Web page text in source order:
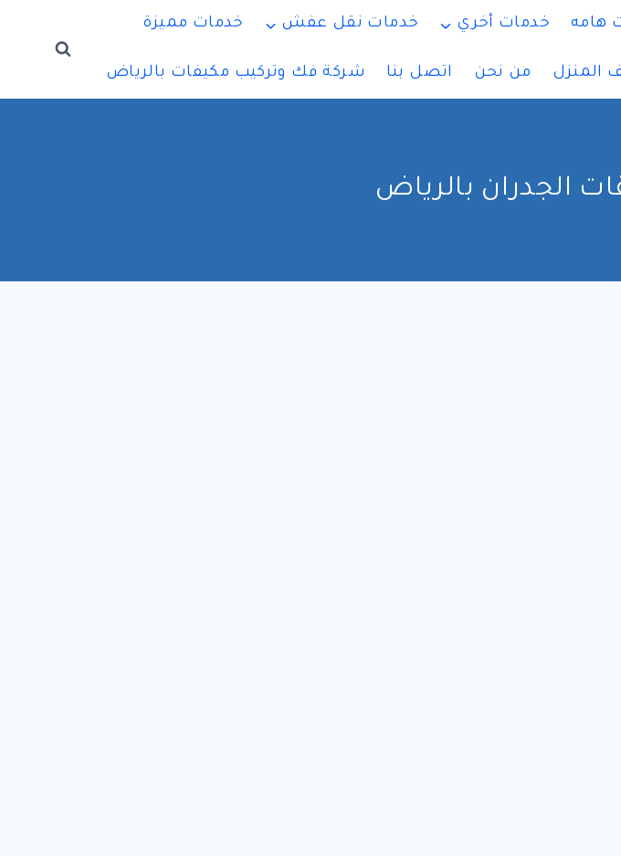
هامه خدمات أخري خدمات نقل عفش خدمات مميزة
المنزل من نحن اتصل بنا شركة فك وتركيب مكيفات بالرياض
الجدران بالرياض